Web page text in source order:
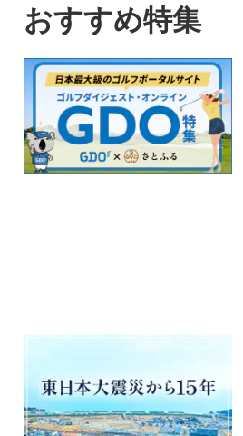
んや柑橘だけじゃない!太平洋
でとれたかつおは高知(土佐)に
も負けない鮮度でかつお本来
の旨味を存分に楽しめます。
形や大きさは不揃いですが、
味は訳なし!人気のかつおのた
たきをどうぞご賞味くださ
い。鰹のタタキ かつおたたき
おすすめ特集